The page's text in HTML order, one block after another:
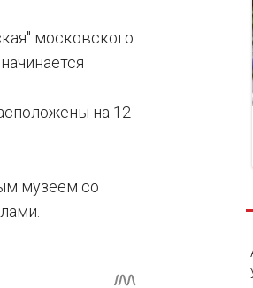
московского
на 12
музеем со